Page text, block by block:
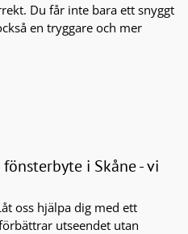
Du får inte bara ett snyggt
en tryggare och mer
i Skåne - vi
oss hjälpa dig med ett
utseendet utan